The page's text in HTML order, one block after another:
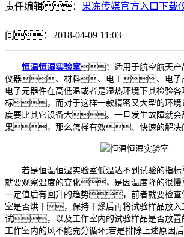
责任编辑： 果冻传媒官方入口下载
间：2018-04-09 11:03
恒温恒湿实验室：适用于航空航天
仪器、材料、电工、电子
电子元器件在高低温或者是湿热环境下其检验各
标，而对于这样一款精密又大型的环境
度要比其它设备大。一旦发生故障就会
果，那么怎样有效、快速的解决
若是恒温恒湿实验室低温达不到试验的
就要观察温度的变化，是因温度降的很
一定值后有回升的趋势，前者就要检查
室是否烘干，保持干燥后再将试验样品放入
试，以及工作室内的试验样品是否放
工作室内的风不能充分循环;若是排除上述原